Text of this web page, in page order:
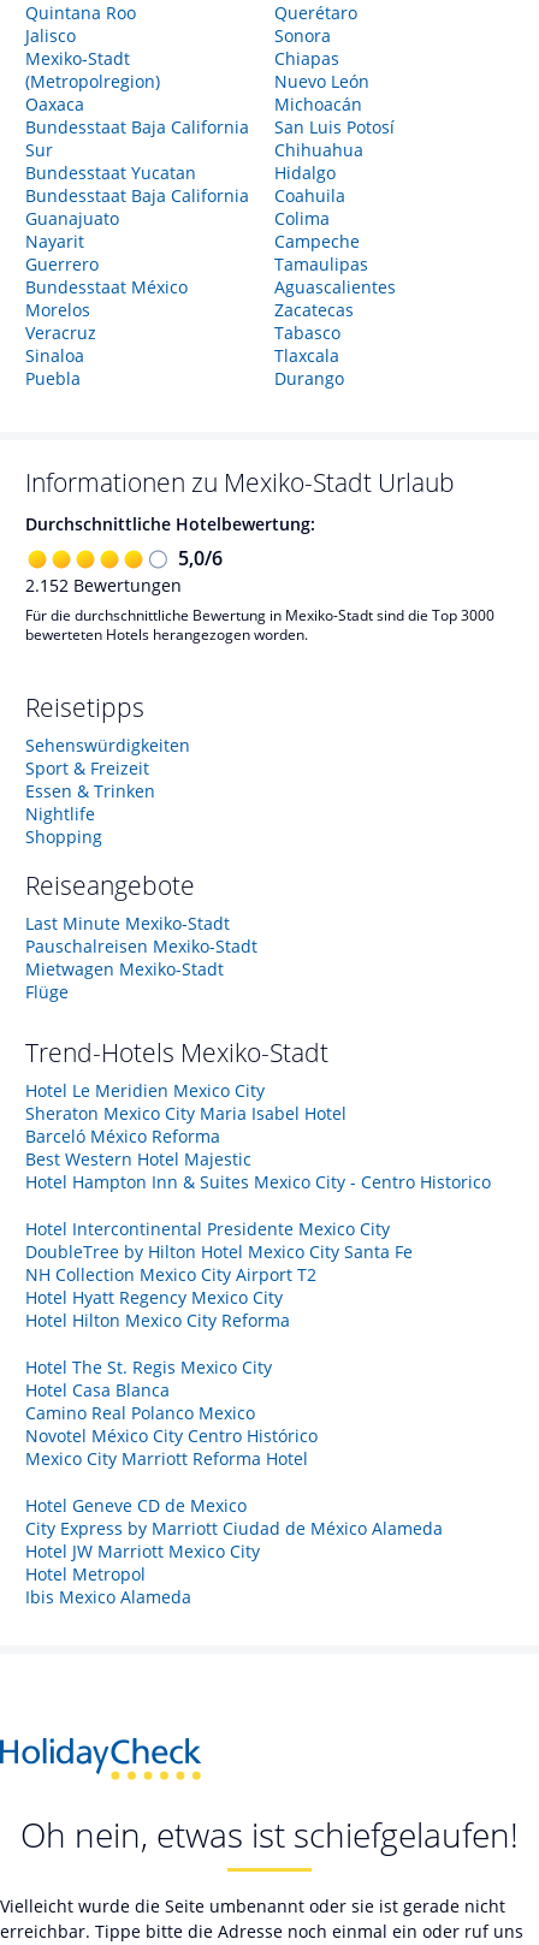
Quintana Roo
Jalisco
Mexiko-Stadt
(Metropolregion)
Oaxaca
Bundesstaat Baja California
Sur
Bundesstaat Yucatan
Bundesstaat Baja California
Guanajuato
Nayarit
Guerrero
Bundesstaat México
Morelos
Veracruz
Sinaloa
Puebla
Querétaro
Sonora
Chiapas
Nuevo León
Michoacán
San Luis Potosí
Chihuahua
Hidalgo
Coahuila
Colima
Campeche
Tamaulipas
Aguascalientes
Zacatecas
Tabasco
Tlaxcala
Durango
Informationen zu Mexiko-Stadt Urlaub
Durchschnittliche Hotelbewertung:
5,0/6
2.152 Bewertungen
Für die durchschnittliche Bewertung in Mexiko-Stadt sind die Top 3000
bewerteten Hotels herangezogen worden.
Reisetipps
Sehenswürdigkeiten
Sport & Freizeit
Essen & Trinken
Nightlife
Shopping
Reiseangebote
Last Minute Mexiko-Stadt
Pauschalreisen Mexiko-Stadt
Mietwagen Mexiko-Stadt
Flüge
Trend-Hotels Mexiko-Stadt
Hotel Le Meridien Mexico City
Sheraton Mexico City Maria Isabel Hotel
Barceló México Reforma
Best Western Hotel Majestic
Hotel Hampton Inn & Suites Mexico City - Centro Historico
Hotel Intercontinental Presidente Mexico City
DoubleTree by Hilton Hotel Mexico City Santa Fe
NH Collection Mexico City Airport T2
Hotel Hyatt Regency Mexico City
Hotel Hilton Mexico City Reforma
Hotel The St. Regis Mexico City
Hotel Casa Blanca
Camino Real Polanco Mexico
Novotel México City Centro Histórico
Mexico City Marriott Reforma Hotel
Hotel Geneve CD de Mexico
City Express by Marriott Ciudad de México Alameda
Hotel JW Marriott Mexico City
Hotel Metropol
Ibis Mexico Alameda
Oh nein, etwas ist schiefgelaufen!
Vielleicht wurde die Seite umbenannt oder sie ist gerade nicht
erreichbar. Tippe bitte die Adresse noch einmal ein oder ruf uns